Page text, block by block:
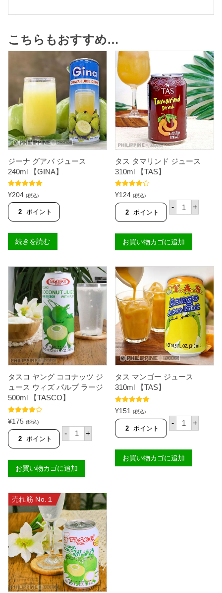
こちらもおすすめ…
ジーナ グアバ ジュース
240ml 【GINA】
5段階中5.00
の評価
¥204 (税込)
2 ポイント
続きを読む
タス タマリンド ジュース
310ml 【TAS】
5段階中
4.00 の評
価
¥124 (税込)
2 ポイント
- タ
ス
リ
ン
ド
ュ
ー
ス
3
1
0
m
l
T
A
S
】
+
お買い物カゴに追加
タスコ ヤング ココナッツ ジ
ュース ウィズ パルプ ラージ
500ml 【TASCO】
5段階中
4.83 の評価
¥175 (税込)
2 ポイント
- タ
ス
ン
グ
コ
ナ
ッ
ツ
ジ
ュ
ー
ス
ウ
ィ
ズ
パ
ル
プ
+
お買い物カゴに追加
タス マンゴー ジュース
310ml 【TAS】
5段階中5.00
の評価
¥151 (税込)
2 ポイント
- タ
ス
ゴ
ー
ジ
+
お買い物カゴに追加
売れ筋 No.１